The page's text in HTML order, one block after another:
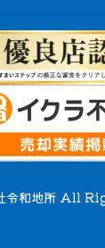
令和地所 All